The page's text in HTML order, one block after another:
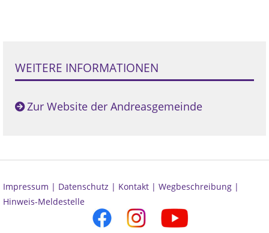
WEITERE INFORMATIONEN
Zur Website der Andreasgemeinde
Impressum | Datenschutz | Kontakt | Wegbeschreibung |
Hinweis-Meldestelle